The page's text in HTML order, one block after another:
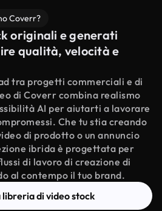
Coverr?
originali e generati
qualità, velocità e
tra progetti commerciali e di
di Coverr combina realismo
AI per aiutarti a lavorare
Che tu stia creando
di prodotto o un annuncio
ibrida è progettata per
di lavoro di creazione di
al contempo il tuo brand.
libreria di video stock